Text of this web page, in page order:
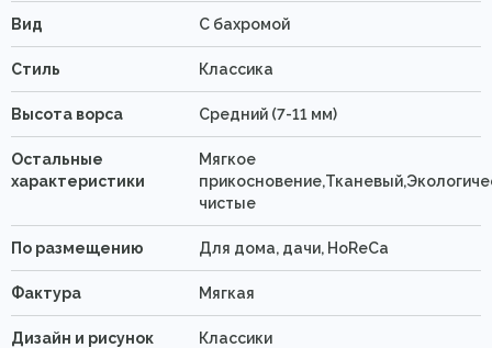
Вид C бахромой
Стиль Классика
Высота ворса Средний (7-11 мм)
Остальные
характеристики
Мягкое
чистые
По размещению Для дома, дачи, HoReCa
Фактура Мягкая
Дизайн и рисунок Классики